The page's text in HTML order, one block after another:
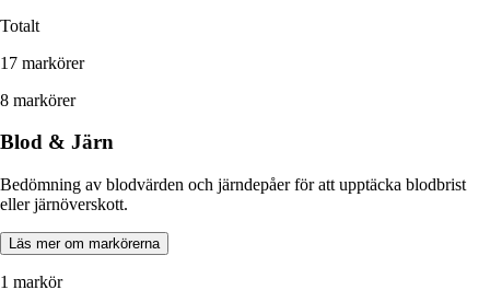
Totalt
17 markörer
8 markörer
Blod & Järn
Bedömning av blodvärden och järndepåer för att upptäcka blodbrist
eller järnöverskott.
Läs mer om markörerna
1 markör